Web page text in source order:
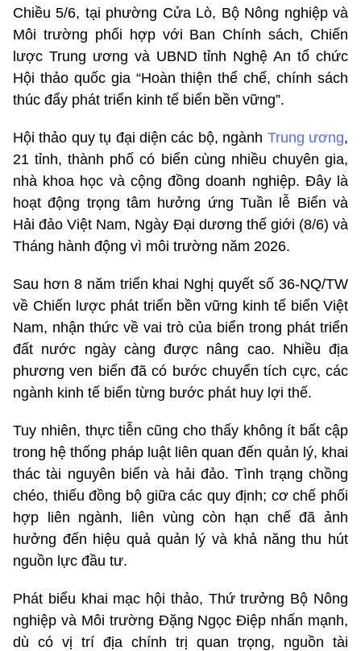
Chiều 5/6, tại phường Cửa Lò, Bộ Nông nghiệp và
Môi trường phối hợp với Ban Chính sách, Chiến
lược Trung ương và UBND tỉnh Nghệ An tổ chức
Hội thảo quốc gia “Hoàn thiện thể chế, chính sách
thúc đẩy phát triển kinh tế biển bền vững”.
Hội thảo quy tụ đại diện các bộ, ngành Trung ương,
21 tỉnh, thành phố có biển cùng nhiều chuyên gia,
nhà khoa học và cộng đồng doanh nghiệp. Đây là
hoạt động trọng tâm hưởng ứng Tuần lễ Biển và
Hải đảo Việt Nam, Ngày Đại dương thế giới (8/6) và
Tháng hành động vì môi trường năm 2026.
Sau hơn 8 năm triển khai Nghị quyết số 36-NQ/TW
về Chiến lược phát triển bền vững kinh tế biển Việt
Nam, nhận thức về vai trò của biển trong phát triển
đất nước ngày càng được nâng cao. Nhiều địa
phương ven biển đã có bước chuyển tích cực, các
ngành kinh tế biển từng bước phát huy lợi thế.
Tuy nhiên, thực tiễn cũng cho thấy không ít bất cập
trong hệ thống pháp luật liên quan đến quản lý, khai
thác tài nguyên biển và hải đảo. Tình trạng chồng
chéo, thiếu đồng bộ giữa các quy định; cơ chế phối
hợp liên ngành, liên vùng còn hạn chế đã ảnh
hưởng đến hiệu quả quản lý và khả năng thu hút
nguồn lực đầu tư.
Phát biểu khai mạc hội thảo, Thứ trưởng Bộ Nông
nghiệp và Môi trường Đặng Ngọc Điệp nhấn mạnh,
dù có vị trí địa chính trị quan trọng, nguồn tài